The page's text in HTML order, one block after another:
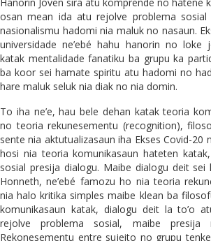
Hanorin Joven sira atu komprende no hatene
osan mean ida atu rejolve problema
nasionalismu hadomi nia maluk no nasaun.
universidade ne’ebé hahu hanorin no loke
katak mentalidade fanatiku ba grupu ka
ba koor sei hamate spiritu atu hadomi no
hare maluk seluk nia diak no nia domin.
To iha ne’e, hau bele dehan katak teoria
no teoria rekunesementu (recognition),
sente nia aktutualizasaun iha Ekses Covid-20
hosi nia teoria komunikasaun hateten
sosial presija dialogu. Maibe dialogu deit sei
Honneth, ne’ebé famozu ho nia teoria
nia halo kritika simples maibe klean ba
komunikasaun katak, dialogu deit la to’o
rejolve problema sosial, maibe presija
Rekonesementu entre sujeito no grupu